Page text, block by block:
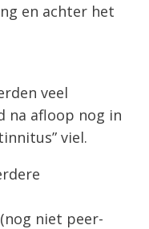
en achter het
veel
na afloop nog in
viel.
niet peer-